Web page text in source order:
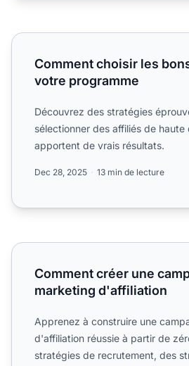
Comment choisir les bons affiliés
Comment choisir les
votre programme
Découvrez des stratégies
sélectionner des affiliés de haute
apportent de vrais résultats.
Dec 28, 2025 13 min de lecture
Comment créer une campagne
Comment créer une
marketing d'affiliation
Apprenez à construire une
d'affiliation réussie à partir de
stratégies de recrutement, des